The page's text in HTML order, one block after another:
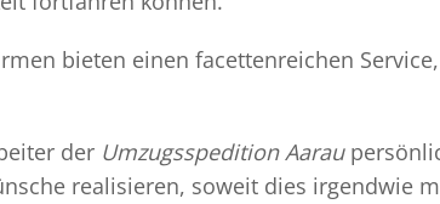
bieten einen facettenreichen
der Umzugsspedition Aarau
realisieren, soweit dies irgendwie